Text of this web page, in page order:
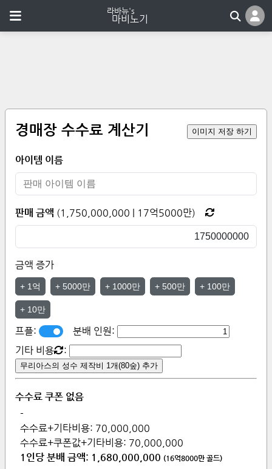
경매장 수수료 계산기 이미지 저장 하기
아이템 이름
판매 금액 (1,750,000,000 | 17억5000만)
금액 증가
+ 1억 + 5000만 + 1000만 + 500만 + 100만
+ 10만
프플:
분배 인원:
기타 비용
:
무리아스의 성수 제작비 1개(80숲) 추가
수수료 쿠폰 없음
-
수수료+기타비용: 70,000,000
수수료+쿠폰값+기타비용: 70,000,000
1인당 분배 금액: 1,680,000,000 (16억8000만골드)